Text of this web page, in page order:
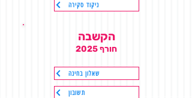
ניקוד סקירה
הקשבה
חורף 2025
שאלון בחינה
תשובון